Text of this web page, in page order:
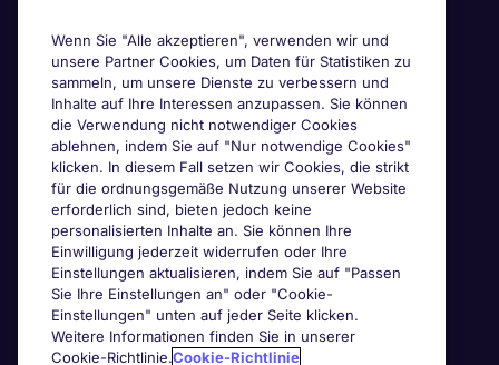
Wenn Sie "Alle akzeptieren", verwenden wir und
unsere Partner Cookies, um Daten für Statistiken zu
sammeln, um unsere Dienste zu verbessern und
Inhalte auf Ihre Interessen anzupassen. Sie können
die Verwendung nicht notwendiger Cookies
ablehnen, indem Sie auf "Nur notwendige Cookies"
klicken. In diesem Fall setzen wir Cookies, die strikt
für die ordnungsgemäße Nutzung unserer Website
erforderlich sind, bieten jedoch keine
personalisierten Inhalte an. Sie können Ihre
Einwilligung jederzeit widerrufen oder Ihre
Einstellungen aktualisieren, indem Sie auf "Passen
Sie Ihre Einstellungen an" oder "Cookie-
Einstellungen" unten auf jeder Seite klicken.
Weitere Informationen finden Sie in unserer
Cookie-Richtlinie.Cookie-Richtlinie